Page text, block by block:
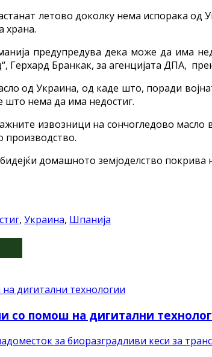
летово доколку нема испорака од
храна.
предупредува дека може да има
Герхард Бранкак, за агенцијата ДПА,
од Украина, од каде што, поради
што нема да има недостиг.
извозници на сончогледово
производство.
домашното земјоделство покрива
, Украина, Шпанија
со помош на дигитални